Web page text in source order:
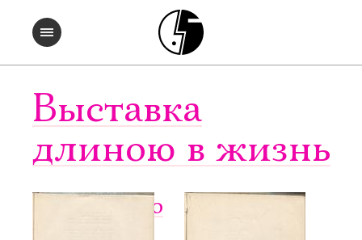
Выставка
длиною в жизнь
Чужое небо